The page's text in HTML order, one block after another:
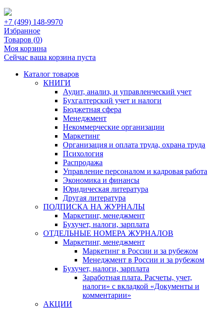
+7 (499) 148-9970
Избранное
Товаров (0)
Моя корзина
Сейчас ваша корзина пуста
Каталог товаров
КНИГИ
Аудит, анализ, и управленческий учет
Бухгалтерский учет и налоги
Бюджетная сфера
Менеджмент
Некоммерческие организации
Маркетинг
Организация и оплата труда, охрана труда
Психология
Распродажа
Управление персоналом и кадровая работа
Экономика и финансы
Юридическая литература
Другая литература
ПОДПИСКА НА ЖУРНАЛЫ
Маркетинг, менеджмент
Бухучет, налоги, зарплата
ОТДЕЛЬНЫЕ НОМЕРА ЖУРНАЛОВ
Маркетинг, менеджмент
Маркетинг в России и за рубежом
Менеджмент в России и за рубежом
Бухучет, налоги, зарплата
Заработная плата. Расчеты, учет,
налоги» с вкладкой «Документы и
комментарии»
АКЦИИ